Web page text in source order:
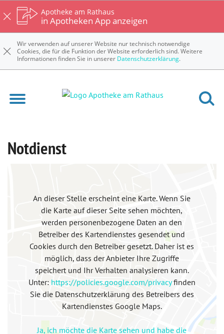
Apotheke am Rathaus
in Apotheken App anzeigen
Wir verwenden auf unserer Website nur technisch notwendige
Cookies, die für die Funktion der Website erforderlich sind. Weitere
Informationen finden Sie in unserer Datenschutzerklärung.
Notdienst
An dieser Stelle erscheint eine Karte. Wenn Sie
die Karte auf dieser Seite sehen möchten,
werden personenbezogene Daten an den
Betreiber des Kartendienstes gesendet und
Cookies durch den Betreiber gesetzt. Daher ist es
möglich, dass der Anbieter Ihre Zugriffe
speichert und Ihr Verhalten analysieren kann.
Unter: https://policies.google.com/privacyfinden
Sie die Datenschutzerklärung des Betreibers des
Kartendienstes Google Maps.
Ja, ich möchte die Karte sehen und habe die